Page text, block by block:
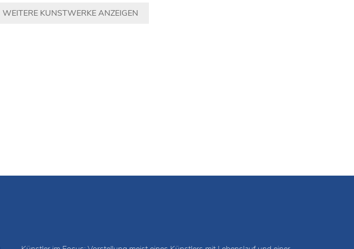
WEITERE KUNSTWERKE ANZEIGEN